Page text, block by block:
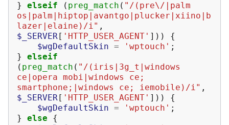
}
elseif ( preg_match ( "/(pre\/|palm
os|palm|hiptop|avantgo|plucker|xiino|b
lazer|elaine)/i" ,
$_SERVER[ 'HTTP_USER_AGENT' ]))
{
$wgDefaultSkin = 'wptouch' ;
}
elseif
( preg_match ( "/(iris|3g_t|windows
ce|opera mobi|windows ce;
smartphone;|windows ce; iemobile)/i" ,
$_SERVER[ 'HTTP_USER_AGENT' ]))
{
$wgDefaultSkin = 'wptouch' ;
}
else
{